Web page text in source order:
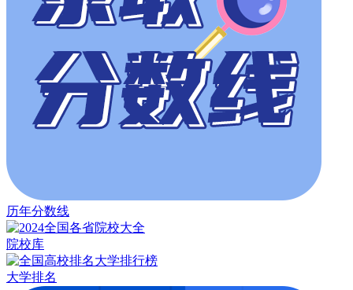
历年分数线
院校库
大学排名